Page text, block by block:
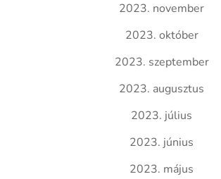
2023. november
2023. október
2023. szeptember
2023. augusztus
2023. július
2023. június
2023. május